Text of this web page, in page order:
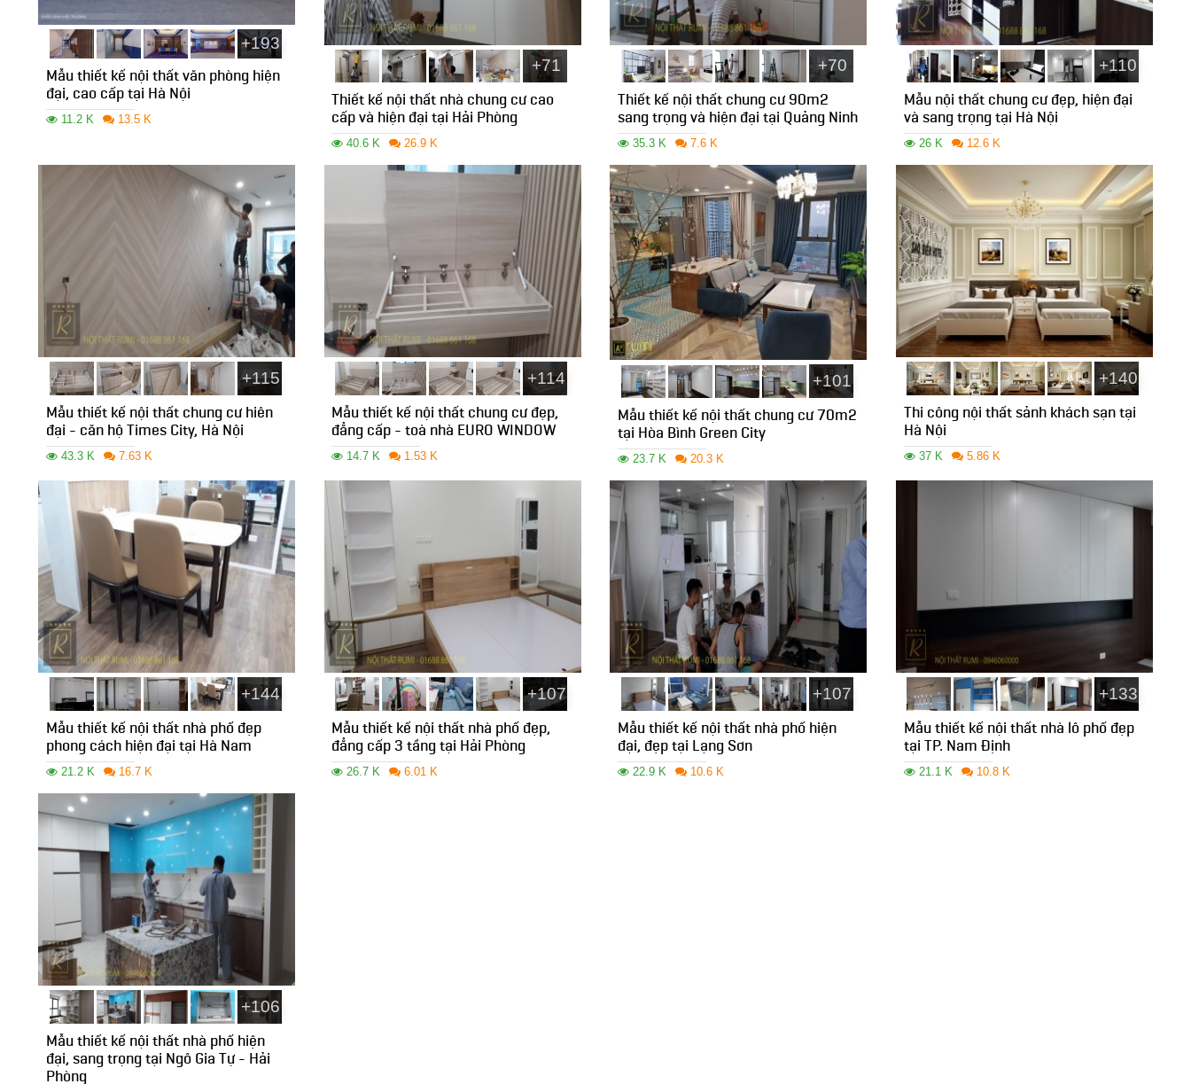
+193
Mẫu thiết kế nội thất văn phòng hiện
đại, cao cấp tại Hà Nội
11.2 K 13.5 K
+71
Thiết kế nội thất nhà chung cư cao
cấp và hiện đại tại Hải Phòng
40.6 K 26.9 K
+70
Thiết kế nội thất chung cư 90m2
sang trọng và hiện đại tại Quảng Ninh
35.3 K 7.6 K
+110
Mẫu nội thất chung cư đẹp, hiện đại
và sang trọng tại Hà Nội
26 K 12.6 K
+115
Mẫu thiết kế nội thất chung cư hiên
đại - căn hộ Times City, Hà Nội
43.3 K 7.63 K
+114
Mẫu thiết kế nội thất chung cư đẹp,
đẳng cấp - toà nhà EURO WINDOW
14.7 K 1.53 K
+101
Mẫu thiết kế nội thất chung cư 70m2
tại Hòa Bình Green City
23.7 K 20.3 K
+140
Thi công nội thất sảnh khách sạn tại
Hà Nội
37 K 5.86 K
+144
Mẫu thiết kế nội thất nhà phố đẹp
phong cách hiện đại tại Hà Nam
21.2 K 16.7 K
+107
Mẫu thiết kế nội thất nhà phố đẹp,
đẳng cấp 3 tầng tại Hải Phòng
26.7 K 6.01 K
+107
Mẫu thiết kế nội thất nhà phố hiện
đại, đẹp tại Lạng Sơn
22.9 K 10.6 K
+133
Mẫu thiết kế nội thất nhà lô phố đẹp
tại TP. Nam Định
21.1 K 10.8 K
+106
Mẫu thiết kế nội thất nhà phố hiện
đại, sang trọng tại Ngô Gia Tự - Hải
Phòng